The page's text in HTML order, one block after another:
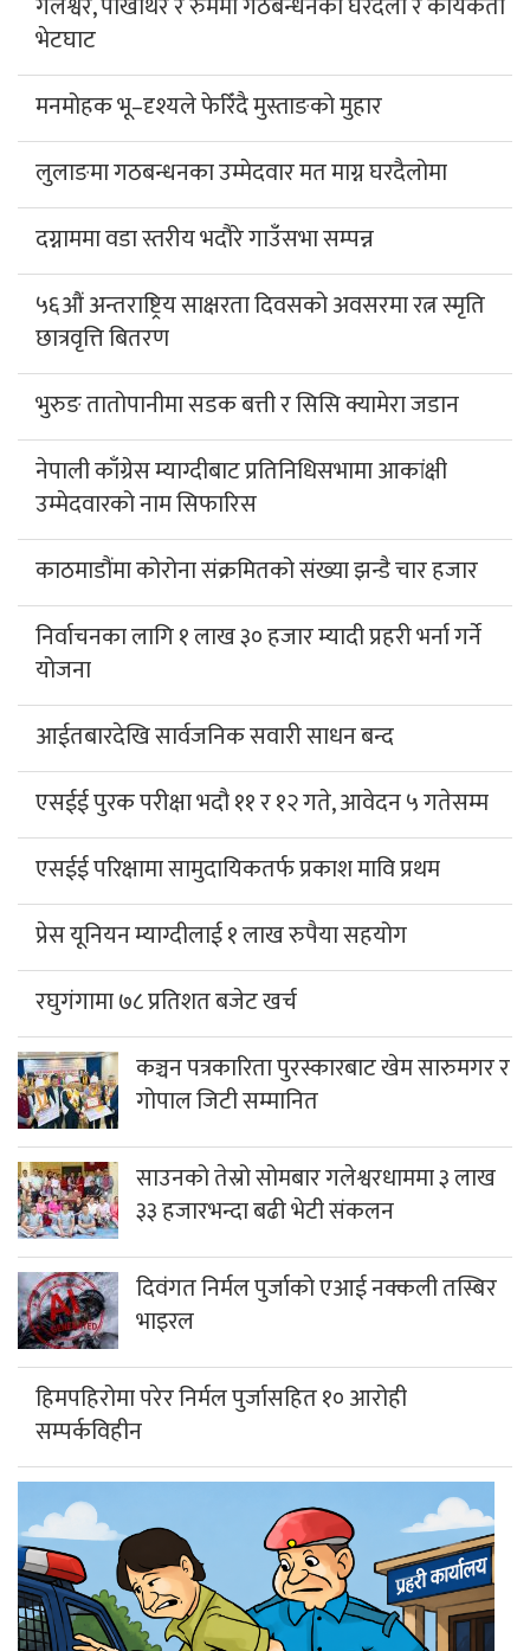
भेटघाट
मनमोहक भू–दृश्यले फेरिँदै मुस्ताङको मुहार
लुलाङमा गठबन्धनका उम्मेदवार मत माग्न घरदैलोमा
दग्नाममा वडा स्तरीय भदौरे गाउँसभा सम्पन्न
५६औं अन्तराष्ट्रिय साक्षरता दिवसको अवसरमा रत्न स्मृति
छात्रवृत्ति बितरण
भुरुङ तातोपानीमा सडक बत्ती र सिसि क्यामेरा जडान
नेपाली काँग्रेस म्याग्दीबाट प्रतिनिधिसभामा आकांक्षी
उम्मेदवारको नाम सिफारिस
काठमाडौंमा कोरोना संक्रमितको संख्या झन्डै चार हजार
निर्वाचनका लागि १ लाख ३० हजार म्यादी प्रहरी भर्ना गर्ने
योजना
आईतबारदेखि सार्वजनिक सवारी साधन बन्द
एसईई पुरक परीक्षा भदौ ११ र १२ गते, आवेदन ५ गतेसम्म
एसईई परिक्षामा सामुदायिकतर्फ प्रकाश मावि प्रथम
प्रेस यूनियन म्याग्दीलाई १ लाख रुपैया सहयोग
रघुगंगामा ७८ प्रतिशत बजेट खर्च
कञ्चन पत्रकारिता पुरस्कारबाट खेम सारुमगर र
गोपाल जिटी सम्मानित
साउनको तेस्रो सोमबार गलेश्वरधाममा ३ लाख
३३ हजारभन्दा बढी भेटी संकलन
दिवंगत निर्मल पुर्जाको एआई नक्कली तस्बिर
भाइरल
हिमपहिरोमा परेर निर्मल पुर्जासहित १० आरोही
सम्पर्कविहीन